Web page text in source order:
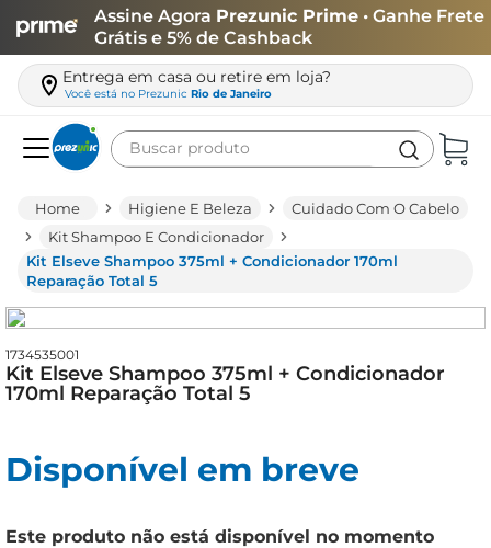
Assine Agora Prezunic Prime • Ganhe Frete
Grátis e 5% de Cashback
Entrega em casa ou retire em loja?
Você está no Prezunic Rio de Janeiro
Buscar produto
Higiene E Beleza
Cuidado Com O Cabelo
Kit Shampoo E Condicionador
Kit Elseve Shampoo 375ml + Condicionador 170ml
Reparação Total 5
1734535001
Kit Elseve Shampoo 375ml + Condicionador
170ml Reparação Total 5
Disponível em breve
Este produto não está disponível no momento
leite
biscoito
iogurte
papel higiênico